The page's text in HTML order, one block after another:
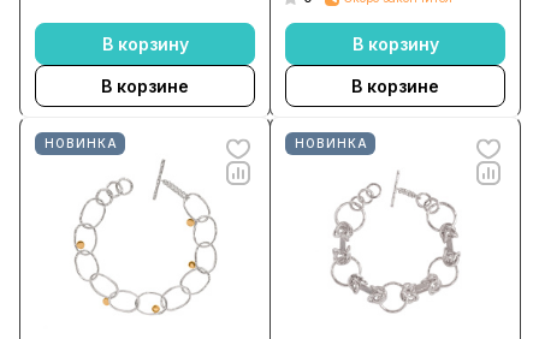
В корзину
В корзине
В корзину
В корзине
НОВИНКА НОВИНКА